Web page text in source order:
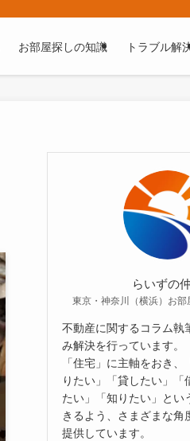
お部屋探しの知識 トラブル解
らいずの
東京・神奈川（横浜）お部
不動産に関するコラム執
み解決を行っています。
「住宅」に主軸をおき
りたい」「貸したい」「
たい」「知りたい」とい
きるよう、さまざまな角
提供しています。